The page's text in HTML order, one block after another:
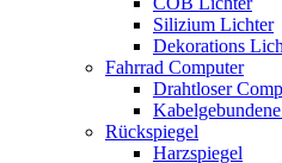
Silizium Lichter
Dekorations
Fahrrad Computer
Drahtloser
Rückspiegel
Harzspiegel